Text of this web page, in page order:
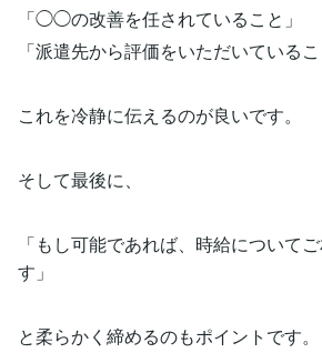
「◯◯の改善を任されていること」
「派遣先から評価をいただいているこ
これを冷静に伝えるのが良いです。
そして最後に、
「もし可能であれば、時給について
す」
と柔らかく締めるのもポイントです。